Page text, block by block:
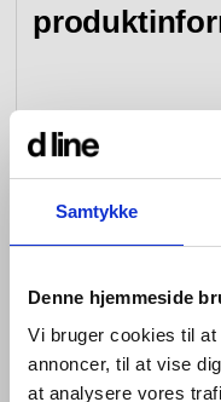
Samtykke
Denne hjemmeside
Vi bruger cookies til
annoncer, til at vise
at analysere vores
d line beslag
balancen
mellem syns-,
følesanserne;
der ser godt
fungerer godt;
smag og